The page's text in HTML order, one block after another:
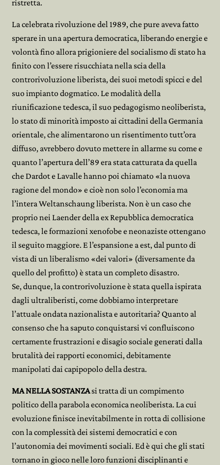
ristretta.
La celebrata rivoluzione del 1989, che pure aveva fatto
sperare in una apertura democratica, liberando energie e
volontà fino allora prigioniere del socialismo di stato ha
finito con l’essere risucchiata nella scia della
controrivoluzione liberista, dei suoi metodi spicci e del
suo impianto dogmatico. Le modalità della
riunificazione tedesca, il suo pedagogismo neoliberista,
lo stato di minorità imposto ai cittadini della Germania
orientale, che alimentarono un risentimento tutt’ora
diffuso, avrebbero dovuto mettere in allarme su come e
quanto l’apertura dell’89 era stata catturata da quella
che Dardot e Lavalle hanno poi chiamato «la nuova
ragione del mondo» e cioè non solo l’economia ma
l’intera Weltanschaung liberista. Non è un caso che
proprio nei Laender della ex Repubblica democratica
tedesca, le formazioni xenofobe e neonaziste ottengano
il seguito maggiore. E l’espansione a est, dal punto di
vista di un liberalismo «dei valori» (diversamente da
quello del profitto) è stata un completo disastro.
Se, dunque, la controrivoluzione è stata quella ispirata
dagli ultraliberisti, come dobbiamo interpretare
l’attuale ondata nazionalista e autoritaria? Quanto al
consenso che ha saputo conquistarsi vi confluiscono
certamente frustrazioni e disagio sociale generati dalla
brutalità dei rapporti economici, debitamente
manipolati dai capipopolo della destra.
MA NELLA SOSTANZAsi tratta di un compimento
politico della parabola economica neoliberista. La cui
evoluzione finisce inevitabilmente in rotta di collisione
con la complessità dei sistemi democratici e con
l’autonomia dei movimenti sociali. Ed è qui che gli stati
tornano in gioco nelle loro funzioni disciplinanti e